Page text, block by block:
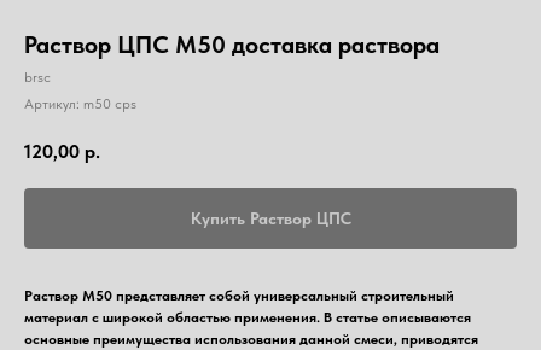
Раствор ЦПС М50 доставка раствора
brsc
Артикул: m50 cps
120,00 р.
Купить Раствор ЦПС
Раствор М50 представляет собой универсальный строительный
материал с широкой областью применения. В статье описываются
основные преимущества использования данной смеси, приводятся